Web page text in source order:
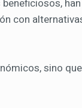
con
sino